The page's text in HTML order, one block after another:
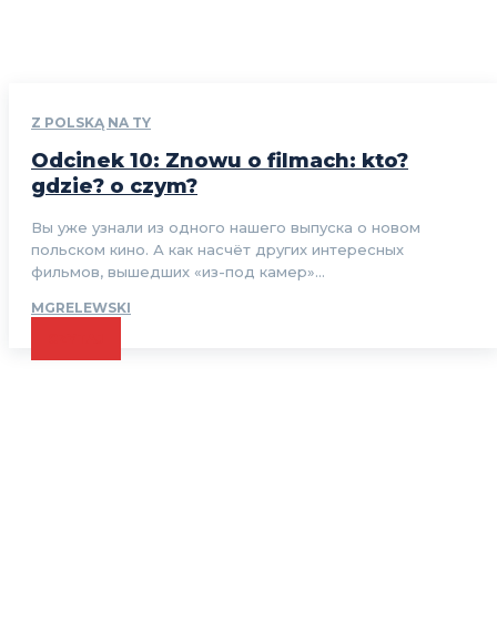
Z POLSKĄ NA TY
Odcinek 10: Znowu o filmach: kto?
gdzie? o czym?
Вы уже узнали из одного нашего выпуска о новом
польском кино. А как насчёт других интересных
фильмов, вышедших «из-под камер»...
MGRELEWSKI